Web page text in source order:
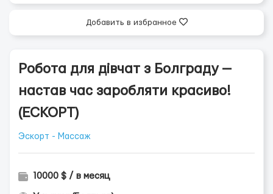
Добавить в избранное
Робота для дівчат з Болграду —
настав час заробляти красиво!
(ЕСКОРТ)
Эскорт - Массаж
10000 $ / в месяц